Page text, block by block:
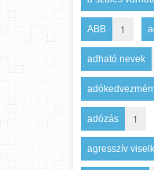
ABB 1
adható nevek
adózás 1
agresszív